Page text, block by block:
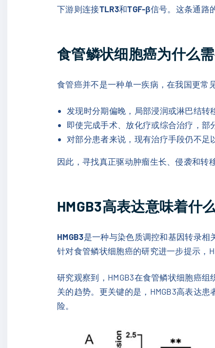
下游则连接TLR3和TGF-β信号。这条通路
食管鳞状细胞癌为什么
食管癌并不是一种单一疾病，在我国更常
发现时分期偏晚，局部浸润或淋巴结转
即使完成手术、放化疗或综合治疗，部
对部分患者来说，现有治疗手段仍不足
因此，寻找真正驱动肿瘤生长、侵袭和转
HMGB3高表达意味着什
HMGB3是一种与染色质调控和基因转录
针对食管鳞状细胞癌的研究进一步提示，
研究观察到，HMGB3在食管鳞状细胞癌
关的趋势。更关键的是，HMGB3高表达
险。